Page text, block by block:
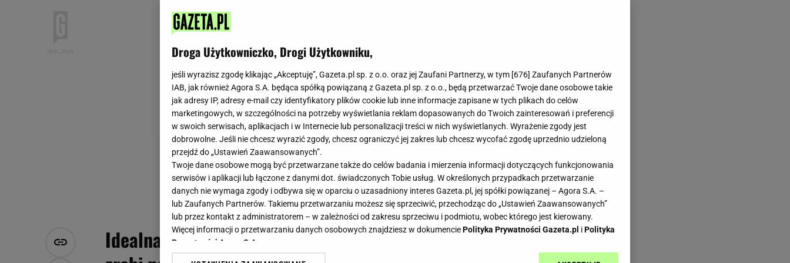
Idealna do gofrów i naleśników. Frużelinę z truskawek
Droga Użytkowniczko, Drogi Użytkowniku,
jeśli wyrazisz zgodę klikając „Akceptuję”, Gazeta.pl sp. z o.o. oraz jej Zaufani Partnerzy, w tym [676] Zaufanych Partnerów
IAB, jak również Agora S.A. będąca spółką powiązaną z Gazeta.pl sp. z o.o., będą przetwarzać Twoje dane osobowe takie
jak adresy IP, adresy e-mail czy identyfikatory plików cookie lub inne informacje zapisane w tych plikach do celów
marketingowych, w szczególności na potrzeby wyświetlania reklam dopasowanych do Twoich zainteresowań i preferencji
w swoich serwisach, aplikacjach i w Internecie lub personalizacji treści w nich wyświetlanych. Wyrażenie zgody jest
dobrowolne. Jeśli nie chcesz wyrazić zgody, chcesz ograniczyć jej zakres lub chcesz wycofać zgodę uprzednio udzieloną
przejdź do „Ustawień Zaawansowanych”.
Twoje dane osobowe mogą być przetwarzane także do celów badania i mierzenia informacji dotyczących funkcjonowania
serwisów i aplikacji lub łączone z danymi dot. świadczonych Tobie usług. W określonych przypadkach przetwarzanie
danych nie wymaga zgody i odbywa się w oparciu o uzasadniony interes Gazeta.pl, jej spółki powiązanej – Agora S.A. –
lub Zaufanych Partnerów. Takiemu przetwarzaniu możesz się sprzeciwić, przechodząc do „Ustawień Zaawansowanych”
lub przez kontakt z administratorem – w zależności od zakresu sprzeciwu i podmiotu, wobec którego jest kierowany.
Więcej informacji o przetwarzaniu danych osobowych znajdziesz w dokumenciePolityka Prywatności Gazeta.pl iPolityka
Prywatności Agora S.A.